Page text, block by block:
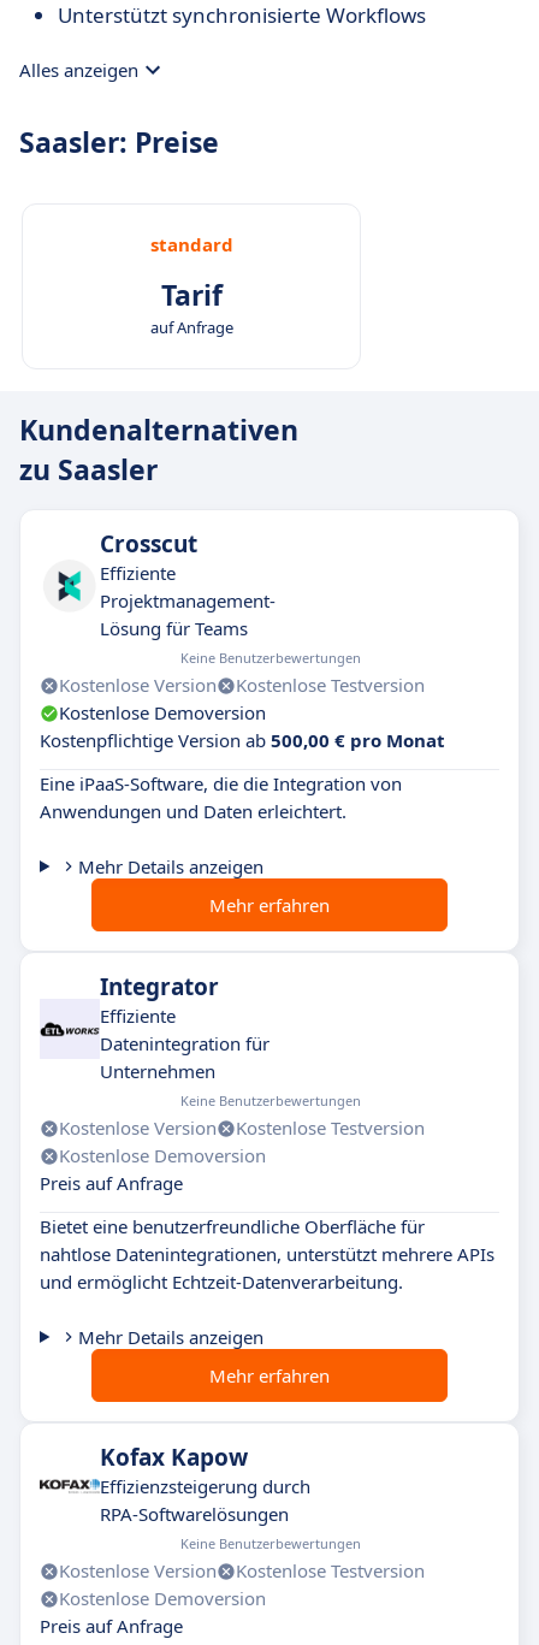
Unterstützt synchronisierte Workflows
Alles anzeigen
Saasler: Preise
standard
Tarif
auf Anfrage
Kundenalternativen
zu Saasler
Crosscut
Effiziente
Projektmanagement-
Lösung für Teams
Keine Benutzerbewertungen
Kostenlose Version
Kostenlose Testversion
Kostenlose Demoversion
Kostenpflichtige Version ab 500,00 € pro Monat
Eine iPaaS-Software, die die Integration von
Anwendungen und Daten erleichtert.
Mehr Details anzeigen
Mehr erfahren
Integrator
Effiziente
Datenintegration für
Unternehmen
Keine Benutzerbewertungen
Kostenlose Version
Kostenlose Testversion
Kostenlose Demoversion
Preis auf Anfrage
Bietet eine benutzerfreundliche Oberfläche für
nahtlose Datenintegrationen, unterstützt mehrere APIs
und ermöglicht Echtzeit-Datenverarbeitung.
Mehr Details anzeigen
Mehr erfahren
Kofax Kapow
Effizienzsteigerung durch
RPA-Softwarelösungen
Keine Benutzerbewertungen
Kostenlose Version
Kostenlose Testversion
Kostenlose Demoversion
Preis auf Anfrage